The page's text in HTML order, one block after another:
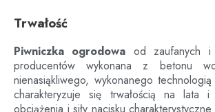
Trwałość
Piwniczka ogrodowa od zaufanych i
producentów wykonana z betonu
nienasiąkliwego, wykonanego
charakteryzuje się trwałością na lata